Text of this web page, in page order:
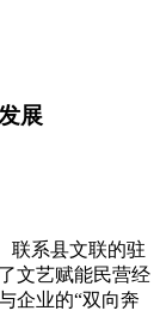
展
联系县文联的驻
文艺赋能民营经
企业的“双向奔